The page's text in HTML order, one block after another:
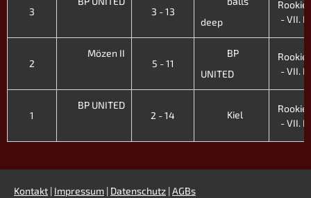
3
3 - 13
deep
- VII.
2
Mözen II
5 - 11
BP
UNITED
- VII.
1
BP UNITED
2 - 14
Kiel
- VII.
Kontakt | Impressum | Datenschutz |AGBs